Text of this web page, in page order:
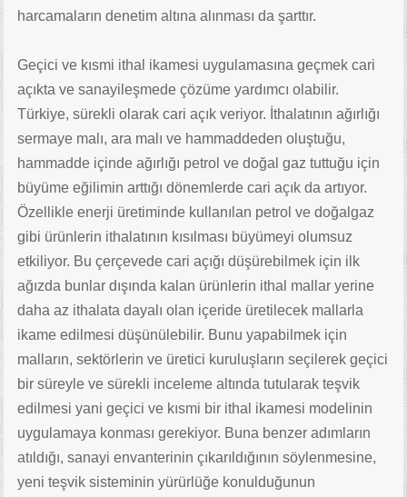
harcamaların denetim altına alınması da şarttır.
Geçici ve kısmi ithal ikamesi uygulamasına geçmek cari
açıkta ve sanayileşmede çözüme yardımcı olabilir.
Türkiye, sürekli olarak cari açık veriyor. İthalatının ağırlığı
sermaye malı, ara malı ve hammaddeden oluştuğu,
hammadde içinde ağırlığı petrol ve doğal gaz tuttuğu için
büyüme eğilimin arttığı dönemlerde cari açık da artıyor.
Özellikle enerji üretiminde kullanılan petrol ve doğalgaz
gibi ürünlerin ithalatının kısılması büyümeyi olumsuz
etkiliyor. Bu çerçevede cari açığı düşürebilmek için ilk
ağızda bunlar dışında kalan ürünlerin ithal mallar yerine
daha az ithalata dayalı olan içeride üretilecek mallarla
ikame edilmesi düşünülebilir. Bunu yapabilmek için
malların, sektörlerin ve üretici kuruluşların seçilerek geçici
bir süreyle ve sürekli inceleme altında tutularak teşvik
edilmesi yani geçici ve kısmi bir ithal ikamesi modelinin
uygulamaya konması gerekiyor. Buna benzer adımların
atıldığı, sanayi envanterinin çıkarıldığının söylenmesine,
yeni teşvik sisteminin yürürlüğe konulduğunun